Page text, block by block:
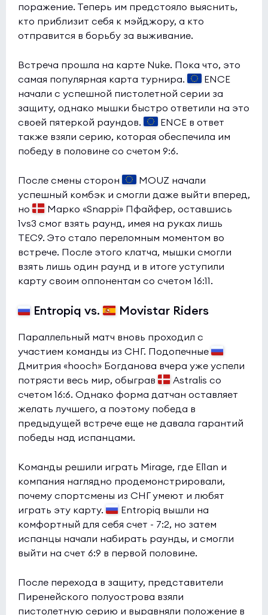
поражение. Теперь им предстояло выяснить,
кто приблизит себя к мэйджору, а кто
отправится в борьбу за выживание.
Встреча прошла на карте Nuke. Пока что, это
самая популярная карта турнира.
ENCE
начали с успешной пистолетной серии за
защиту, однако мышки быстро ответили на это
своей пятеркой раундов.
ENCE в ответ
также взяли серию, которая обеспечила им
победу в половине со счетом 9:6.
После смены сторон
MOUZ начали
успешный комбэк и смогли даже выйти вперед,
но
Марко «Snappi» Пфайфер, оставшись
1vs3 смог взять раунд, имея на руках лишь
TEC9. Это стало переломным моментом во
встрече. После этого клатча, мышки смогли
взять лишь один раунд и в итоге уступили
карту своим оппонентам со счетом 16:11.
Entropiq vs. Movistar Riders
Параллельный матч вновь проходил с
участием команды из СНГ. Подопечные
Дмитрия «hooch» Богданова вчера уже успели
потрясти весь мир, обыграв
Astralis со
счетом 16:6. Однако форма датчан оставляет
желать лучшего, а поэтому победа в
предыдущей встрече еще не давала гарантий
победы над испанцами.
Команды решили играть Mirage, где El1an и
компания наглядно продемонстрировали,
почему спортсмены из СНГ умеют и любят
играть эту карту.
Entropiq вышли на
комфортный для себя счет - 7:2, но затем
испанцы начали набирать раунды, и смогли
выйти на счет 6:9 в первой половине.
После перехода в защиту, представители
Пиренейского полуострова взяли
пистолетную серию и выравняли положение в